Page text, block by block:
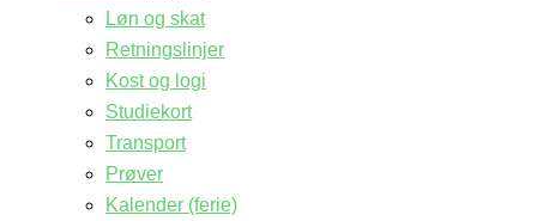
Løn og skat
Retningslinjer
Kost og logi
Studiekort
Transport
Prøver
Kalender (ferie)